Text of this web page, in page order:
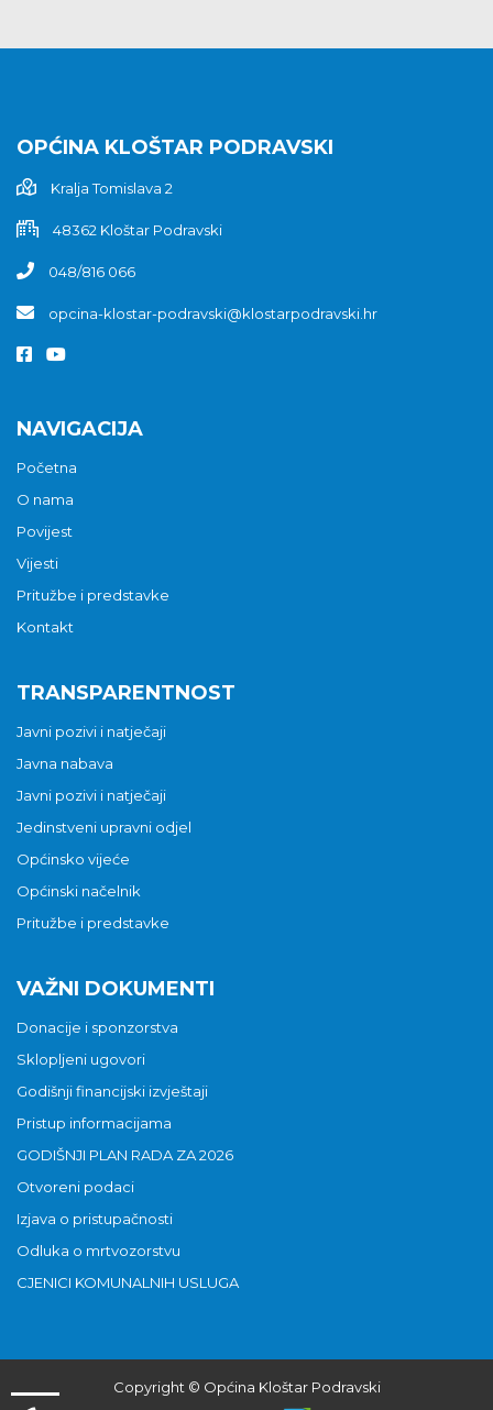
OPĆINA KLOŠTAR PODRAVSKI
Kralja Tomislava 2
48362 Kloštar Podravski
048/816 066
opcina-klostar-podravski@klostarpodravski.hr
NAVIGACIJA
Početna
O nama
Povijest
Vijesti
Pritužbe i predstavke
Kontakt
TRANSPARENTNOST
Javni pozivi i natječaji
Javna nabava
Javni pozivi i natječaji
Jedinstveni upravni odjel
Općinsko vijeće
Općinski načelnik
Pritužbe i predstavke
VAŽNI DOKUMENTI
Donacije i sponzorstva
Sklopljeni ugovori
Godišnji financijski izvještaji
Pristup informacijama
GODIŠNJI PLAN RADA ZA 2026
Otvoreni podaci
Izjava o pristupačnosti
Odluka o mrtvozorstvu
CJENICI KOMUNALNIH USLUGA
Copyright © Općina Kloštar Podravski